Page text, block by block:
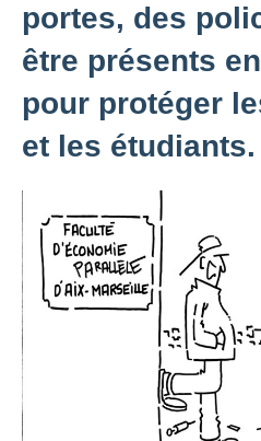
portes, des
être présents
pour protéger
et les étudiants.